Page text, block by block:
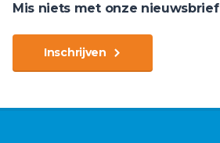
Mis niets met onze nieuwsbrief
Inschrijven